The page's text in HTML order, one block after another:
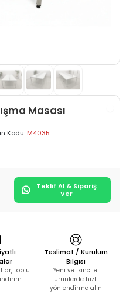
Masası
Kodu: M4035
Teklif Al & Sipariş
Ver
toplu
Teslimat / Kurulum
Bilgisi
Yeni ve ikinci el
ürünlerde hızlı
yönlendirme alın